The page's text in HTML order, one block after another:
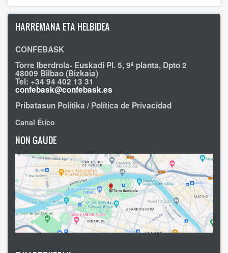
HARREMANA ETA HELBIDEA
CONFEBASK
Torre Iberdrola- Euskadi Pl. 5, 9ª planta, Dpto 2
48009 Bilbao (Bizkaia)
Tel: +34 94 402 13 31
confebask@confebask.es
Pribatasun Politika / Política de Privacidad
Canal Ético
NON GAUDE